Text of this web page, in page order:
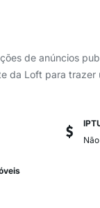
de anúncios
da Loft para trazer